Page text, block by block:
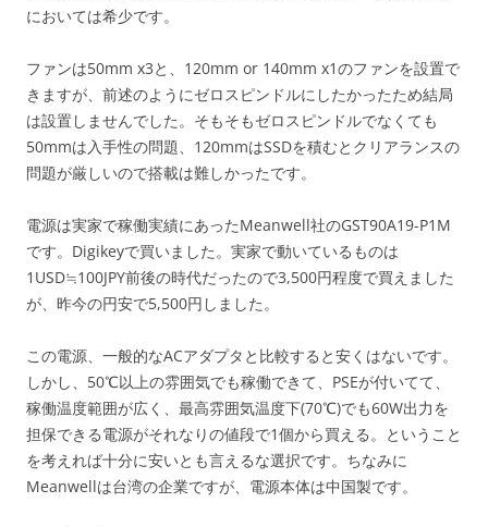
においては希少です。
ファンは50mm x3と、120mm or 140mm x1のファンを設置で
きますが、前述のようにゼロスピンドルにしたかったため結局
は設置しませんでした。そもそもゼロスピンドルでなくても
50mmは入手性の問題、120mmはSSDを積むとクリアランスの
問題が厳しいので搭載は難しかったです。
電源は実家で稼働実績にあったMeanwell社のGST90A19-P1M
です。Digikeyで買いました。実家で動いているものは
1USD≒100JPY前後の時代だったので3,500円程度で買えました
が、昨今の円安で5,500円しました。
この電源、一般的なACアダプタと比較すると安くはないです。
しかし、50℃以上の雰囲気でも稼働できて、PSEが付いてて、
稼働温度範囲が広く、最高雰囲気温度下(70℃)でも60W出力を
担保できる電源がそれなりの値段で1個から買える。ということ
を考えれば十分に安いとも言えるな選択です。ちなみに
Meanwellは台湾の企業ですが、電源本体は中国製です。